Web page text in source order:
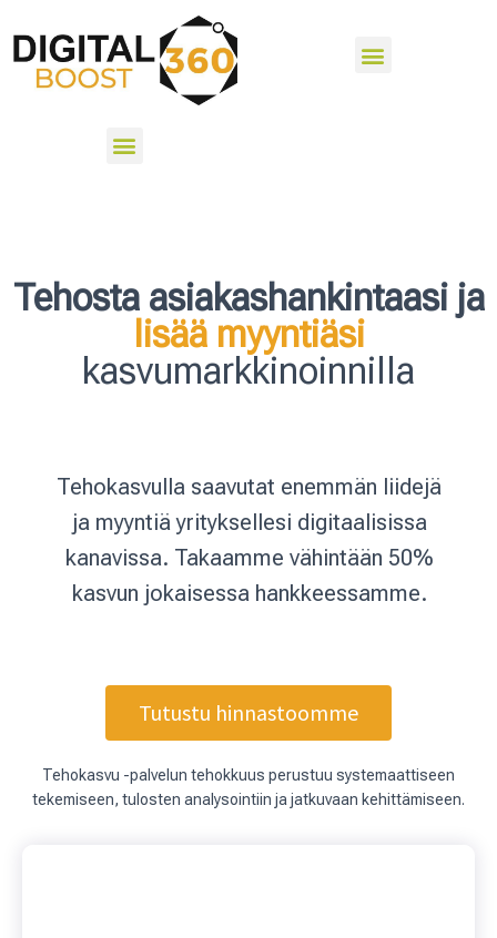
Tehosta asiakashankintaasi ja
lisää myyntiäsi
kasvumarkkinoinnilla
Tehokasvulla saavutat enemmän liidejä
ja myyntiä yrityksellesi digitaalisissa
kanavissa. Takaamme vähintään 50%
kasvun jokaisessa hankkeessamme.
Tutustu hinnastoomme
Tehokasvu -palvelun tehokkuus perustuu systemaattiseen
tekemiseen, tulosten analysointiin ja jatkuvaan kehittämiseen.